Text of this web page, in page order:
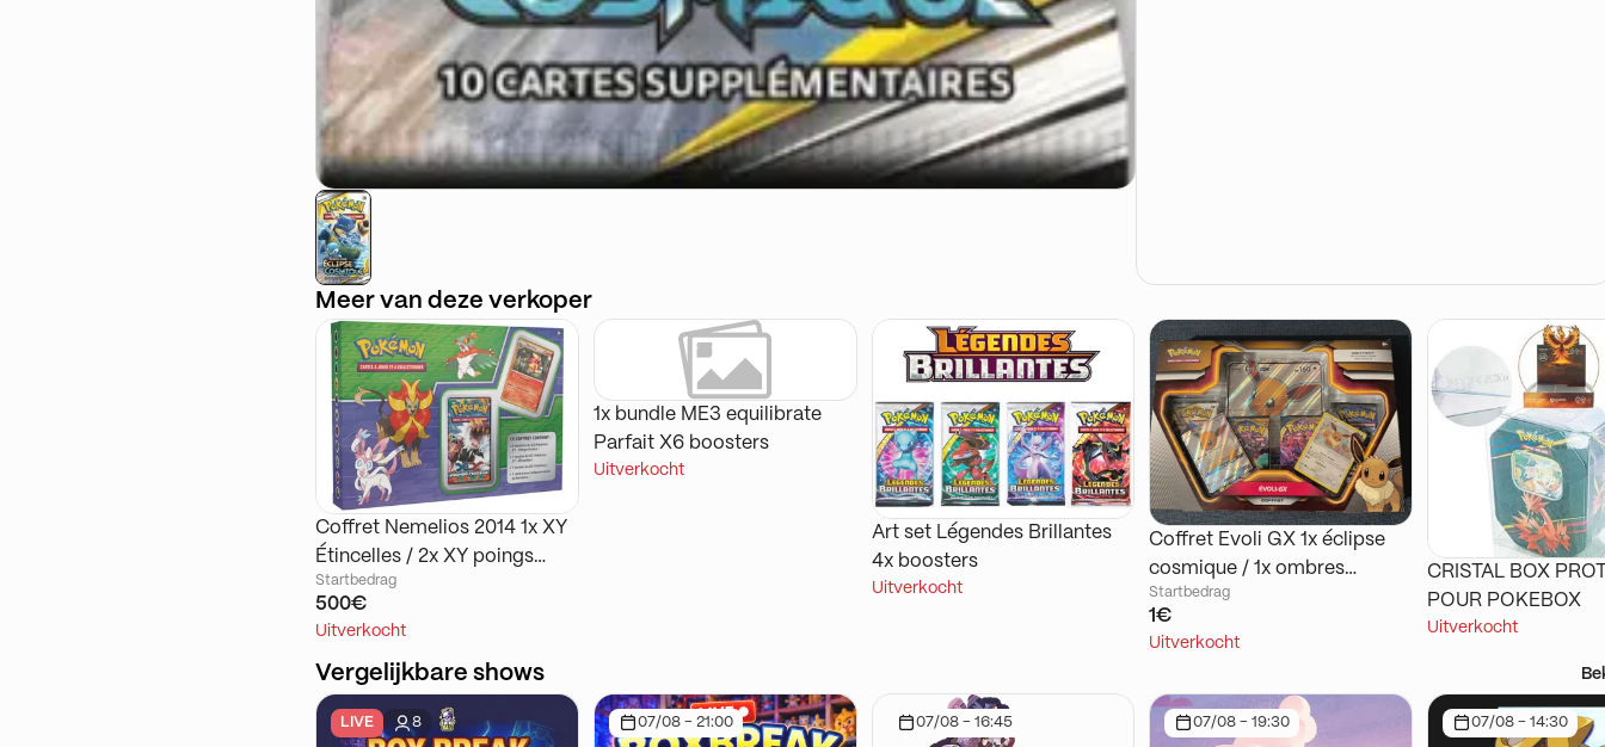
Meer van deze verkoper
Coffret Nemelios 2014 1x XY
Étincelles / 2x XY poings
Furieux / 1x XY de base
Startbedrag
500€
Uitverkocht
1x bundle ME3 equilibrate
Parfait X6 boosters
Uitverkocht
Art set Légendes Brillantes
4x boosters
Uitverkocht
Coffret Evoli GX 1x éclipse
cosmique / 1x ombres
ardentes / 2x ténèbres
embrasés
Startbedrag
1€
Uitverkocht
CRISTAL BOX
POUR POKEBOX
Uitverkocht
Vergelijkbare shows
LIVE 8 07/08 - 21:00 07/08 - 16:45 07/08 - 19:30 07/08 - 14:30